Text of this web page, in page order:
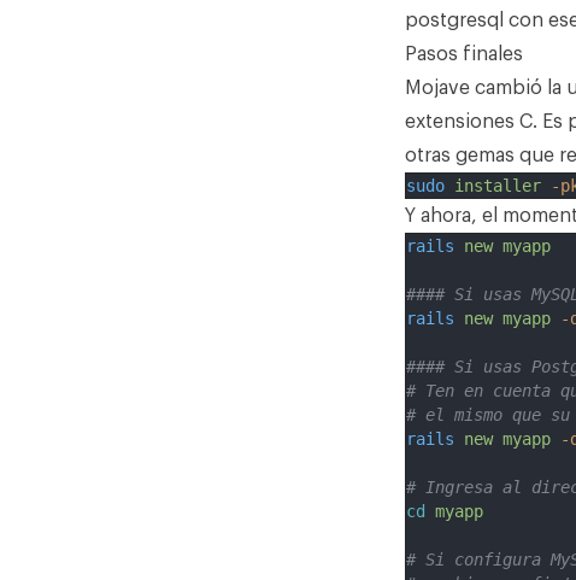
postgresql con
Pasos finales
Mojave cambió la
extensiones C. Es
otras gemas que
sudo installer -
Y ahora, el
rails
new myapp
#### Si usas MySQL
rails
new myapp -d
#### Si usas
# Ten en cuenta
# el mismo que
rails
new myapp -d
# Ingresa al
cd
myapp
# Si configura